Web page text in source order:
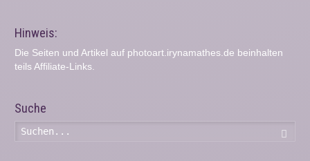
Hinweis:
Die Seiten und Artikel auf photoart.irynamathes.de beinhalten
teils Affiliate-Links.
Suche